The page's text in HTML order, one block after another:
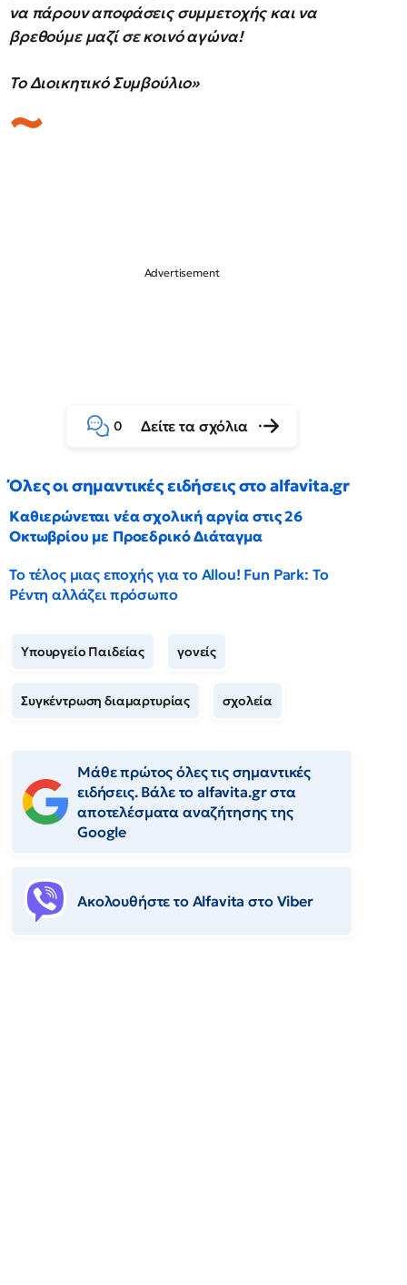
να πάρουν αποφάσεις συμμετοχής και να
βρεθούμε μαζί σε κοινό αγώνα!
Το Διοικητικό Συμβούλιο»
0 Δείτε τα σχόλια
Όλες οι σημαντικές ειδήσεις στο alfavita.gr
Καθιερώνεται νέα σχολική αργία στις 26
Οκτωβρίου με Προεδρικό Διάταγμα
Το τέλος μιας εποχής για το Allou! Fun Park: Το
Ρέντη αλλάζει πρόσωπο
Υπουργείο Παιδείας γονείς
Συγκέντρωση διαμαρτυρίας σχολεία
Μάθε πρώτος όλες τις σημαντικές
ειδήσεις. Βάλε το alfavita.gr στα
αποτελέσματα αναζήτησης της
Google
Ακολουθήστε το Αlfavita στο Viber